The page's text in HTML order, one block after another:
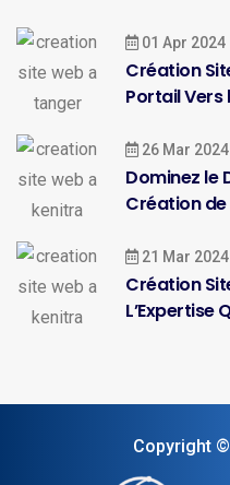
01 Apr 2024
Création
Portail Vers
26 Mar 2024
Dominez le
Création de
21 Mar 2024
Création
L’Expertise
Copyright